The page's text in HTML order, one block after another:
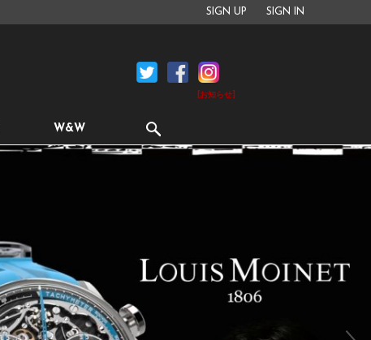
SIGN UP SIGN IN
[お知らせ]
W&W